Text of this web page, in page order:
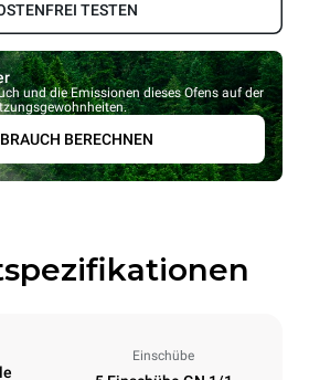
TESTEN
und die Emissionen dieses Ofens auf der
BERECHNEN
Einschübe